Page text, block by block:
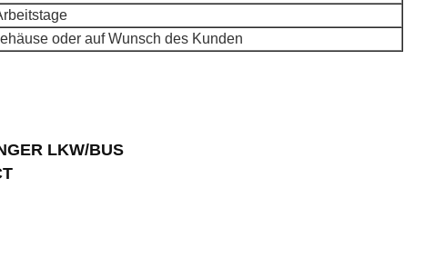
oder auf Wunsch des Kunden
LKW/BUS